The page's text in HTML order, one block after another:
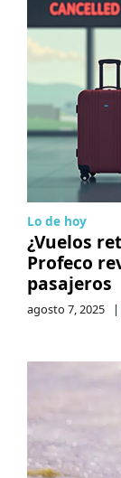
Lo de hoy
¿Vuelos
Profeco
pasajeros
agosto 7, 2025 |